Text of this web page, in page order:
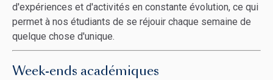
d'expériences et d'activités en constante évolution, ce qui
permet à nos étudiants de se réjouir chaque semaine de
quelque chose d'unique.
Week-ends académiques